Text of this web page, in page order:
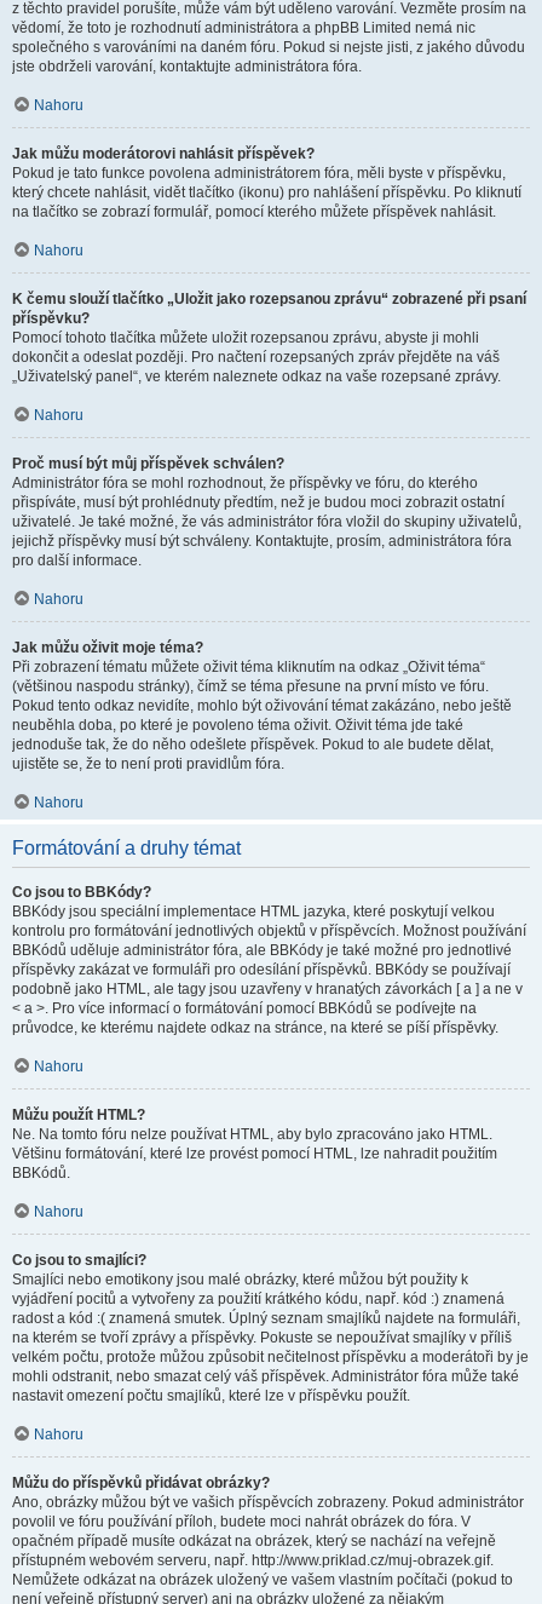
z těchto pravidel porušíte, může vám být uděleno varování. Vezměte prosím na
vědomí, že toto je rozhodnutí administrátora a phpBB Limited nemá nic
společného s varováními na daném fóru. Pokud si nejste jisti, z jakého důvodu
jste obdrželi varování, kontaktujte administrátora fóra.
Nahoru
Jak můžu moderátorovi nahlásit příspěvek?
Pokud je tato funkce povolena administrátorem fóra, měli byste v příspěvku,
který chcete nahlásit, vidět tlačítko (ikonu) pro nahlášení příspěvku. Po kliknutí
na tlačítko se zobrazí formulář, pomocí kterého můžete příspěvek nahlásit.
Nahoru
K čemu slouží tlačítko „Uložit jako rozepsanou zprávu“ zobrazené při psaní
příspěvku?
Pomocí tohoto tlačítka můžete uložit rozepsanou zprávu, abyste ji mohli
dokončit a odeslat později. Pro načtení rozepsaných zpráv přejděte na váš
„Uživatelský panel“, ve kterém naleznete odkaz na vaše rozepsané zprávy.
Nahoru
Proč musí být můj příspěvek schválen?
Administrátor fóra se mohl rozhodnout, že příspěvky ve fóru, do kterého
přispíváte, musí být prohlédnuty předtím, než je budou moci zobrazit ostatní
uživatelé. Je také možné, že vás administrátor fóra vložil do skupiny uživatelů,
jejichž příspěvky musí být schváleny. Kontaktujte, prosím, administrátora fóra
pro další informace.
Nahoru
Jak můžu oživit moje téma?
Při zobrazení tématu můžete oživit téma kliknutím na odkaz „Oživit téma“
(většinou naspodu stránky), čímž se téma přesune na první místo ve fóru.
Pokud tento odkaz nevidíte, mohlo být oživování témat zakázáno, nebo ještě
neuběhla doba, po které je povoleno téma oživit. Oživit téma jde také
jednoduše tak, že do něho odešlete příspěvek. Pokud to ale budete dělat,
ujistěte se, že to není proti pravidlům fóra.
Nahoru
Formátování a druhy témat
Co jsou to BBKódy?
BBKódy jsou speciální implementace HTML jazyka, které poskytují velkou
kontrolu pro formátování jednotlivých objektů v příspěvcích. Možnost používání
BBKódů uděluje administrátor fóra, ale BBKódy je také možné pro jednotlivé
příspěvky zakázat ve formuláři pro odesílání příspěvků. BBKódy se používají
podobně jako HTML, ale tagy jsou uzavřeny v hranatých závorkách [ a ] a ne v
< a >. Pro více informací o formátování pomocí BBKódů se podívejte na
průvodce, ke kterému najdete odkaz na stránce, na které se píší příspěvky.
Nahoru
Můžu použít HTML?
Ne. Na tomto fóru nelze používat HTML, aby bylo zpracováno jako HTML.
Většinu formátování, které lze provést pomocí HTML, lze nahradit použitím
BBKódů.
Nahoru
Co jsou to smajlíci?
Smajlíci nebo emotikony jsou malé obrázky, které můžou být použity k
vyjádření pocitů a vytvořeny za použití krátkého kódu, např. kód :) znamená
radost a kód :( znamená smutek. Úplný seznam smajlíků najdete na formuláři,
na kterém se tvoří zprávy a příspěvky. Pokuste se nepoužívat smajlíky v příliš
velkém počtu, protože můžou způsobit nečitelnost příspěvku a moderátoři by je
mohli odstranit, nebo smazat celý váš příspěvek. Administrátor fóra může také
nastavit omezení počtu smajlíků, které lze v příspěvku použít.
Nahoru
Můžu do příspěvků přidávat obrázky?
Ano, obrázky můžou být ve vašich příspěvcích zobrazeny. Pokud administrátor
povolil ve fóru používání příloh, budete moci nahrát obrázek do fóra. V
opačném případě musíte odkázat na obrázek, který se nachází na veřejně
přístupném webovém serveru, např. http://www.priklad.cz/muj-obrazek.gif.
Nemůžete odkázat na obrázek uložený ve vašem vlastním počítači (pokud to
není veřejně přístupný server) ani na obrázky uložené za nějakým